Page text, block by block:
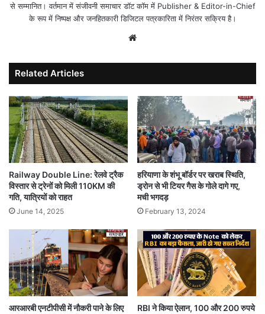
से सम्मानित। वर्तमान में संजीवनी समाचार डॉट कॉम में Publisher & Editor-in-Chief
के रूप में निष्पक्ष और जनहितकारी डिजिटल पत्रकारिता में निरंतर सक्रिय है।
Related Articles
Railway Double Line: रेलवे ट्रैक
विस्तार से ट्रेनों को मिली 110KM की
गति, यात्रियों को राहत
June 14, 2025
हरियाणा के शंभू बॉर्डर पर खराब स्थिति,
ड्रोन से भी टियर गैस के गोले दागे गए,
मची भगदड़
February 13, 2024
आरआरबी एनटीपीसी में नौकरी पाने के लिए
RBI ने किया ऐलान, 100 और 200 रुपये